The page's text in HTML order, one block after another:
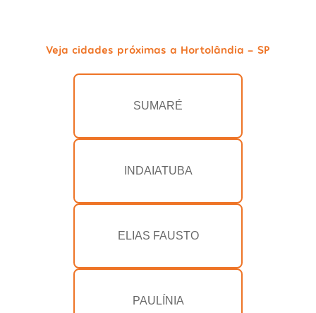
Veja cidades próximas a Hortolândia - SP
SUMARÉ
INDAIATUBA
ELIAS FAUSTO
PAULÍNIA